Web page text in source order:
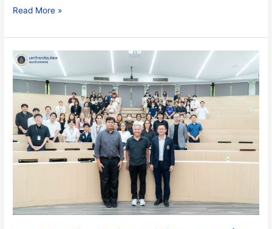
ของ
ตนเอง
อย่าง
เข้าใจ
Read More »
คณะ
วิทยาศาสตร์
มหาวิทยาลัย
มหิดล
จัด
สัมมนา
พิเศษ
ทาง
Discovery